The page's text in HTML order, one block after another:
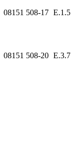
08151 508-17 E.1.5
08151 508-20 E.3.7